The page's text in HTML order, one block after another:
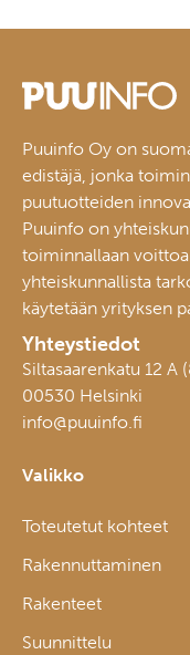
Puuinfo Oy on
edistäjä, jonka
puutuotteiden
Puuinfo on
toiminnallaan
yhteiskunnallista
käytetään yrityksen
Yhteystiedot
Siltasaarenkatu 12 A
00530 Helsinki
info@puuinfo.fi
Valikko
Toteutetut kohteet
Rakennuttaminen
Rakenteet
Suunnittelu